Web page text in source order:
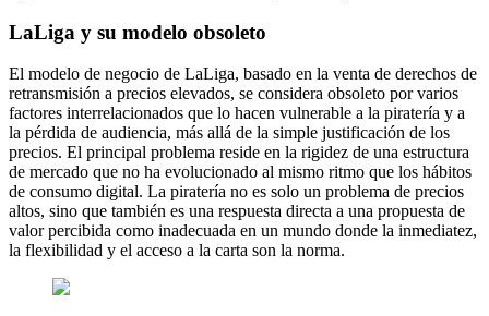
LaLiga y su modelo obsoleto
El modelo de negocio de LaLiga, basado en la venta de derechos de
retransmisión a precios elevados, se considera obsoleto por varios
factores interrelacionados que lo hacen vulnerable a la piratería y a
la pérdida de audiencia, más allá de la simple justificación de los
precios. El principal problema reside en la rigidez de una estructura
de mercado que no ha evolucionado al mismo ritmo que los hábitos
de consumo digital. La piratería no es solo un problema de precios
altos, sino que también es una respuesta directa a una propuesta de
valor percibida como inadecuada en un mundo donde la inmediatez,
la flexibilidad y el acceso a la carta son la norma.